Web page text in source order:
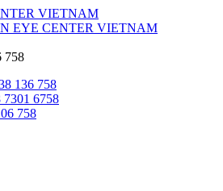
758
136 758
7301 6758
758